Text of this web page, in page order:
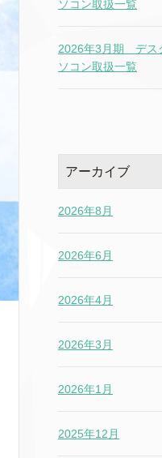
ソコン取扱一覧
2026年3月期 デス
ソコン取扱一覧
アーカイブ
2026年8月
2026年6月
2026年4月
2026年3月
2026年1月
2025年12月